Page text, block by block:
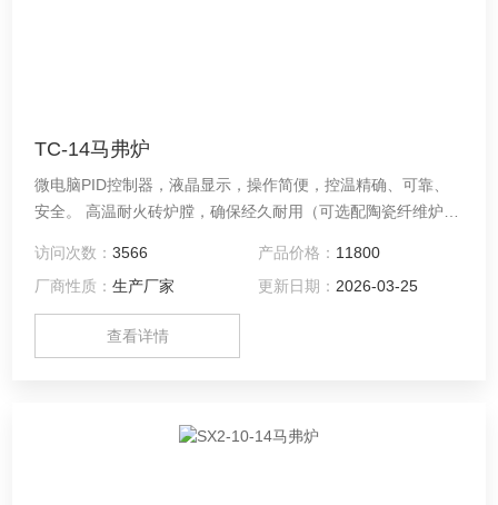
TC-14马弗炉
微电脑PID控制器，液晶显示，操作简便，控温精确、可靠、
安全。 高温耐火砖炉膛，确保经久耐用（可选配陶瓷纤维炉膛
材料，隔热效果好，箱壳表面温度低。高强度铁板成型外壳，
喷塑处理，一体式机型，美观实用。
访问次数：3566 产品价格： 11800
厂商性质：生产厂家 更新日期： 2026-03-25
查看详情